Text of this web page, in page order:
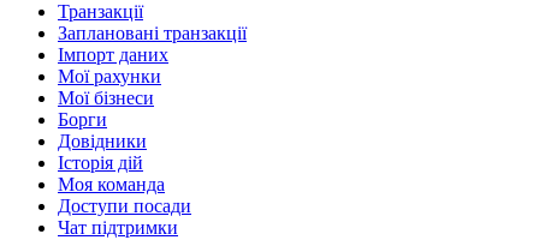
Транзакції
Заплановані транзакції
Імпорт даних
Мої рахунки
Мої бізнеси
Борги
Довідники
Історія дій
Моя команда
Доступи посади
Чат підтримки